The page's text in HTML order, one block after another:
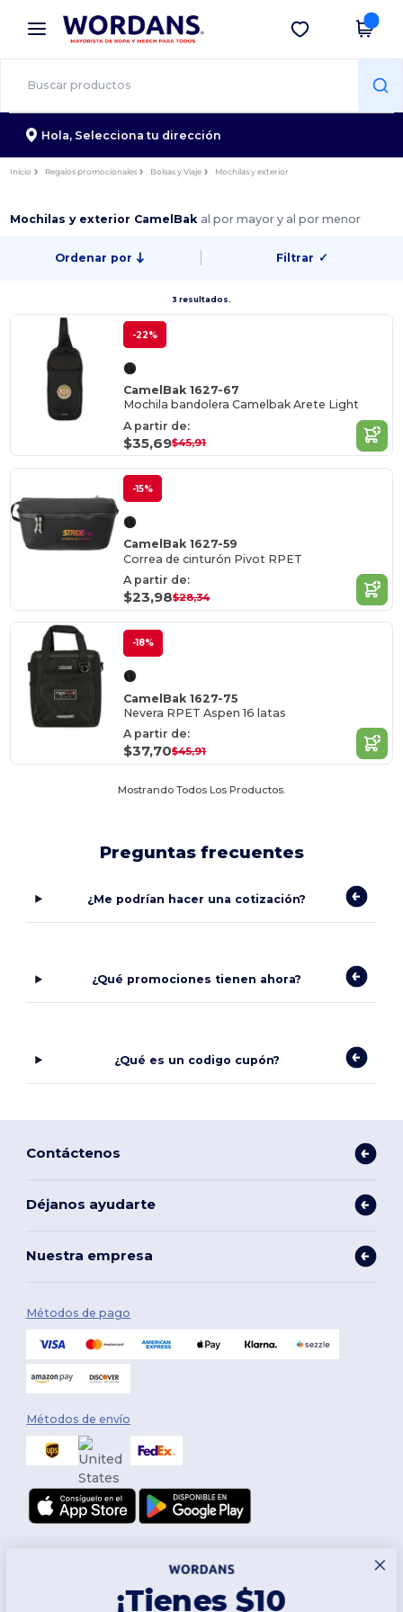
× App de Wordans
¡Mejores precios en app!
Descargar app
Hola, Selecciona tu dirección
Inicio Regalos promocionales Bolsas y Viaje Mochilas y exterior
Mochilas y exterior CamelBak al por mayor y al por menor
Ordenar por Filtrar ✓
3 resultados.
-22%
CamelBak 1627-67
Mochila bandolera Camelbak Arete Light
A partir de:
$35,69$45,91
-15%
CamelBak 1627-59
Correa de cinturón Pivot RPET
A partir de:
$23,98$28,34
-18%
CamelBak 1627-75
Nevera RPET Aspen 16 latas
A partir de:
$37,70$45,91
Mostrando Todos Los Productos.
Preguntas frecuentes
¿Me podrían hacer una cotización?
¿Qué promociones tienen ahora?
¿Qué es un codigo cupón?
Contáctenos
Déjanos ayudarte
Nuestra empresa
Métodos de pago
Métodos de envío
¡Tienes $10